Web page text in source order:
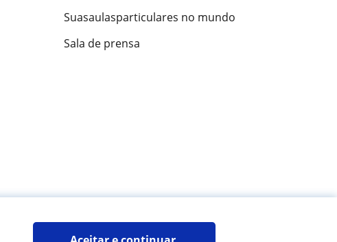
Suasaulasparticulares no mundo
Sala de prensa
opiniões de alunos